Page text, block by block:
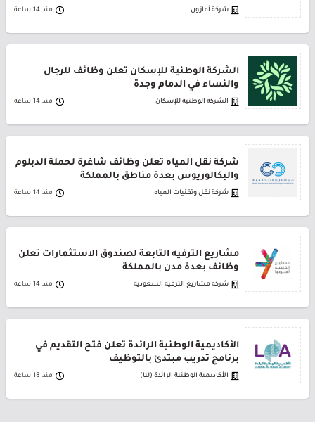
شركة أمازون منذ 14 ساعة
الشركة الوطنية للإسكان تعلن وظائف للرجال
والنساء في الدمام وجدة
الشركة الوطنية للإسكان منذ 14 ساعة
شركة نقل المياه تعلن وظائف شاغرة لحملة الدبلوم
والبكالوريوس بعدة مناطق بالمملكة
شركة نقل وتقنيات المياه منذ 14 ساعة
مشاريع الترفيه التابعة لصندوق الاستثمارات تعلن
وظائف بعدة مدن بالمملكة
شركة مشاريع الترفيه السعودية منذ 14 ساعة
الأكاديمية الوطنية الرائدة تعلن فتح التقديم في
برنامج تدريب مبتدئ بالتوظيف
الأكاديمية الوطنية الرائدة (لنا) منذ 18 ساعة